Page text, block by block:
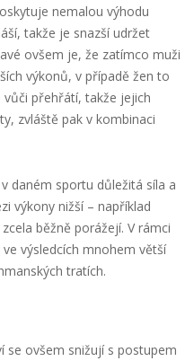
nemalou výhodu
takže je snazší udržet
ovšem je, že zatímco muži
výkonů, v případě žen to
přehřátí, takže jejich
zvláště pak v kombinaci
daném sportu důležitá síla a
výkony nižší – například
běžně porážejí. V rámci
výsledcích mnohem větší
tratích.
se ovšem snižují s postupem